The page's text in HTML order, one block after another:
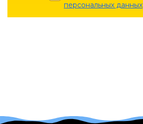
персональных данных